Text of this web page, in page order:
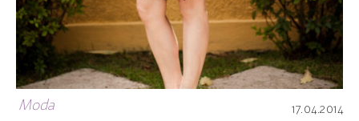
Moda 17.04.2014